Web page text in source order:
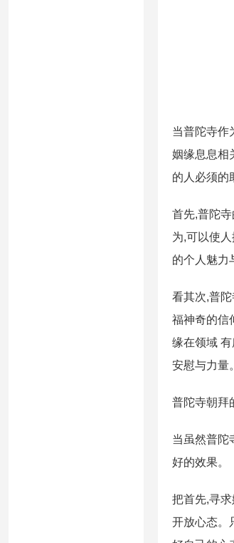
当普陀寺作
姻缘息息相
的人必须的
首先,普陀
为,可以使
的个人魅力
看其次,普
福神奇的信
缘在领域
安慰与力量。
普陀寺朝拜
当虽然普陀
好的效果。
把首先,寻
开放心态。